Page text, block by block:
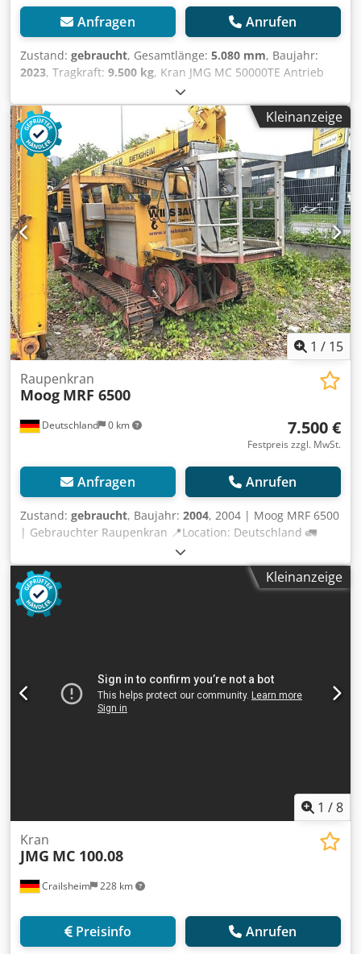
Anfragen Anrufen
Zustand: gebraucht, Gesamtlänge: 5.080 mm, Baujahr:
2023, Tragkraft: 9.500 kg, Kran JMG MC 50000TE Antrieb
Elektro Crjdpfx Ajythxyeflsf Baujahr 2023 Tragkraft (kg)
9.500
Kleinanzeige
1 / 15
Deutschland 0 km
Raupenkran
Moog MRF 6500
7.500 €
Festpreis zzgl. MwSt.
Anfragen Anrufen
Zustand: gebraucht, Baujahr: 2004, 2004 | Moog MRF 6500
| Gebrauchter Raupenkran 📍Location: Deutschland 🚛
Delivery available to your destination – Use our shipping
calculator to estimate transport costs! 💰 Buy Now for EUR
7500 or Make an Offer. Payment at delivery available for an
affordable fee (subject to approval)* 👷‍♂️ Inspected by an
independent expert 20 Inspektionspunkte 11 genehmigt ✅
or a video? Tip: The reference "40868 Equippo" is
commonly used when looking up more details online. 💡
Why this machine and our service stands out: ✔ Thorough
Kleinanzeige
1 /8
Crailsheim 228 km
Kran
JMG MC 100.08
Preisinfo Anrufen